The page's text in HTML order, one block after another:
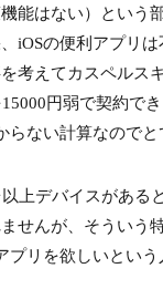
能はない）という
iOSの便利アプリ
考えてカスペルス
円弱で契約で
らない計算なのでと
上デバイスがある
せんが、そういう
プリを欲しいとい